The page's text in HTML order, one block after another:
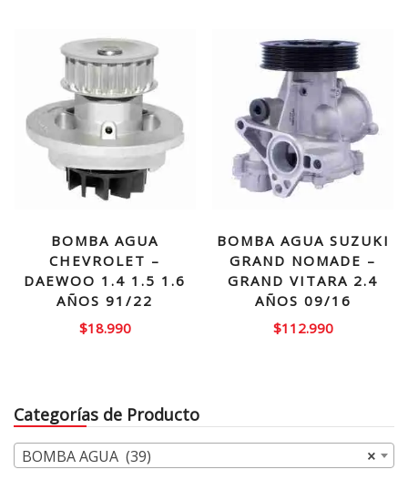
BOMBA AGUA
CHEVROLET –
DAEWOO 1.4 1.5 1.6
AÑOS 91/22
$18.990
BOMBA AGUA SUZUKI
GRAND NOMADE –
GRAND VITARA 2.4
AÑOS 09/16
$112.990
Categorías de Producto
×
BOMBA AGUA (39)